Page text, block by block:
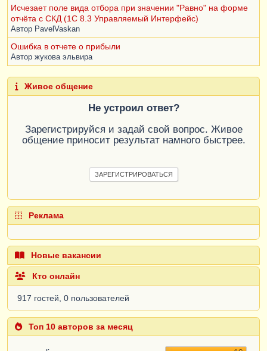
Исчезает поле вида отбора при значении "Равно" на форме
отчёта с СКД (1С 8.3 Управляемый Интерфейс)
Автор PavelVaskan
Ошибка в отчете о прибыли
Автор жукова эльвира
Живое общение
Не устроил ответ?
Зарегистрируйся и задай свой вопрос. Живое
общение приносит результат намного быстрее.
ЗАРЕГИСТРИРОВАТЬСЯ
Реклама
Новые вакансии
Кто онлайн
917 гостей, 0 пользователей
Топ 10 авторов за месяц